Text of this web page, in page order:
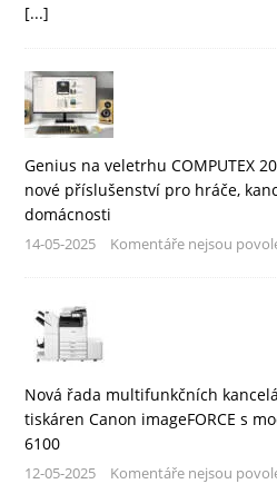
[...]
Genius na veletrhu COMPUTEX
nové příslušenství pro hráče,
domácnosti
14-05-2025 Komentáře nejsou
Nová řada multifunkčních
tiskáren Canon imageFORCE s
6100
12-05-2025 Komentáře nejsou